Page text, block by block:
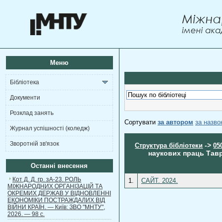
Меню
Бібліотека
Документи
Розклад занять
Журнал успішності (коледж)
Зворотній зв'язок
Останні внесення
Кот Д. Д. гр. зА-23. РОЛЬ
МІЖНАРОДНИХ ОРГАНІЗАЦІЙ ТА
ОКРЕМИХ ДЕРЖАВ У ВІДНОВЛЕННІ
ЕКОНОМІКИ ПОСТРАЖДАЛИХ ВІД
ВІЙНИ КРАЇН. — Київ: ЗВО "МНТУ",
2026. — 98 с.
Сортувати за автором за
Структура бібліотеки ->
наукових праць
1. САЙТ. 2024.